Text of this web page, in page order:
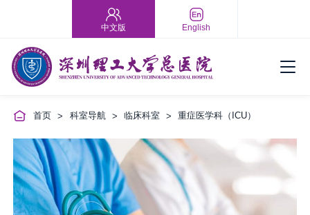
中文版 English
首页 > 科室导航 > 临床科室 > 重症医学科（ICU）